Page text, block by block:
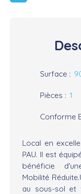
Surface :
Pièces : 1
Conforme
Local en
PAU. Il est
bénéficie
Mobilité
au sous-sol